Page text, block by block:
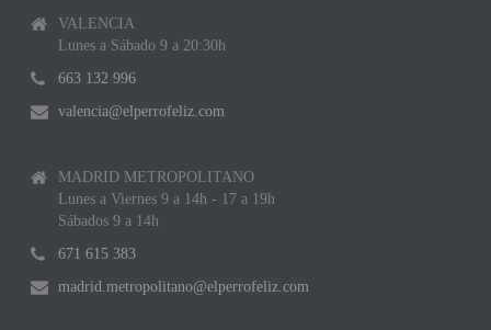
VALENCIA
Lunes a Sábado 9 a 20:30h
663 132 996
valencia@elperrofeliz.com
MADRID METROPOLITANO
Lunes a Viernes 9 a 14h - 17 a 19h
Sábados 9 a 14h
671 615 383
madrid.metropolitano@elperrofeliz.com